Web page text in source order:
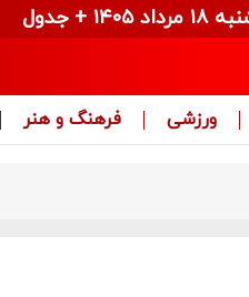
ورزشی فرهنگ و هنر
جدول